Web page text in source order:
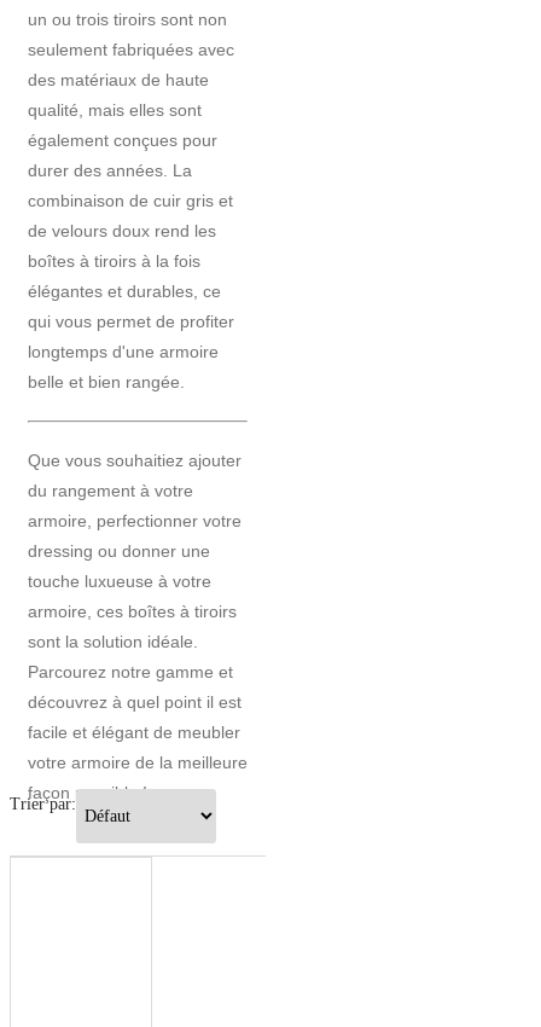
un ou trois tiroirs sont non
seulement fabriquées avec
des matériaux de haute
qualité, mais elles sont
également conçues pour
durer des années. La
combinaison de cuir gris et
de velours doux rend les
boîtes à tiroirs à la fois
élégantes et durables, ce
qui vous permet de profiter
longtemps d'une armoire
belle et bien rangée.
Que vous souhaitiez ajouter
du rangement à votre
armoire, perfectionner votre
dressing ou donner une
touche luxueuse à votre
armoire, ces boîtes à tiroirs
sont la solution idéale.
Parcourez notre gamme et
découvrez à quel point il est
facile et élégant de meubler
votre armoire de la meilleure
façon possible !
Trier par: